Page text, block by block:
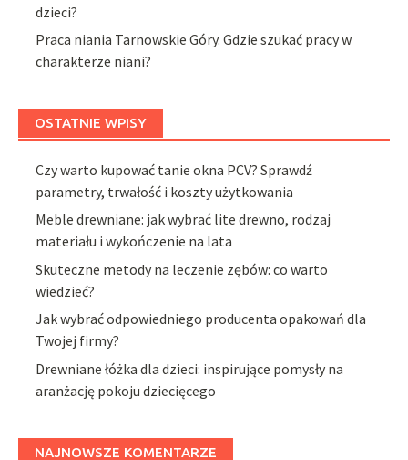
dzieci?
Praca niania Tarnowskie Góry. Gdzie szukać pracy w
charakterze niani?
OSTATNIE WPISY
Czy warto kupować tanie okna PCV? Sprawdź
parametry, trwałość i koszty użytkowania
Meble drewniane: jak wybrać lite drewno, rodzaj
materiału i wykończenie na lata
Skuteczne metody na leczenie zębów: co warto
wiedzieć?
Jak wybrać odpowiedniego producenta opakowań dla
Twojej firmy?
Drewniane łóżka dla dzieci: inspirujące pomysły na
aranżację pokoju dziecięcego
NAJNOWSZE KOMENTARZE